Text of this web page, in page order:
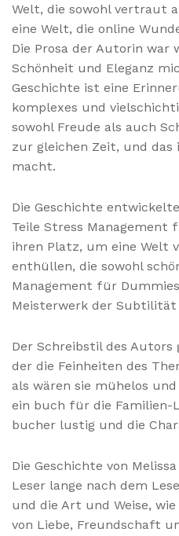
Welt, die sowohl vertraut
eine Welt, die online
Die Prosa der Autorin war
Schönheit und Eleganz
Geschichte ist eine
komplexes und
sowohl Freude als auch
zur gleichen Zeit, und das
macht.
Die Geschichte
Teile Stress Management
ihren Platz, um eine Welt
enthüllen, die sowohl
Management für
Meisterwerk der
Der Schreibstil des Autors
der die Feinheiten des
als wären sie mühelos
ein buch für die Familien-
bucher lustig und die
Die Geschichte von
Leser lange nach dem
und die Art und Weise,
von Liebe, Freundschaft